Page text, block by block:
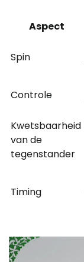
Aspect
Spin
Controle
Kwetsbaarheid
van de
tegenstander
Timing